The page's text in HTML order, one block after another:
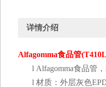
详情介绍
Alfagomma食品管
l Alfagomma食品管
l 材质：外层灰色